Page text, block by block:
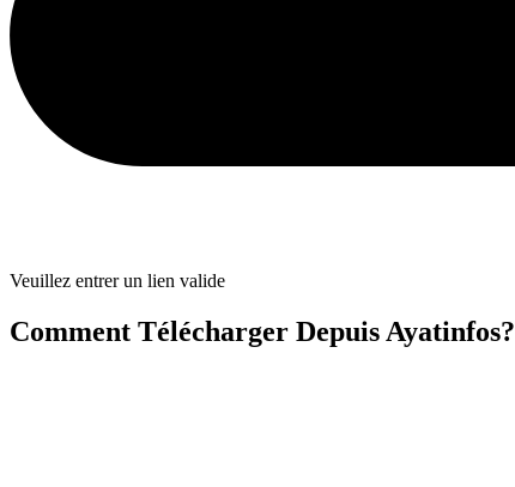
Veuillez entrer un lien valide
Comment Télécharger Depuis Ayatinfos?